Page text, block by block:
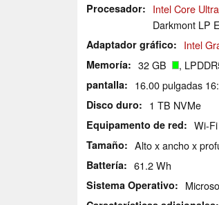
Procesador
Intel Core
Darkmont LP
Adaptador gráfico Intel
Memoría 32 GB ,
pantalla 16.00 pulgadas
Disco duro 1 TB NVMe
Equipamento de red Wi-
Tamaño Alto x ancho x
Battería 61.2 Wh
Sistema Operativo